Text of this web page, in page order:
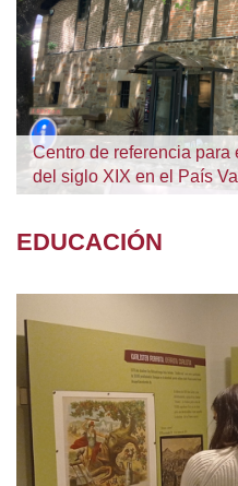
Centro de referencia
del siglo XIX en el País
EDUCACIÓN